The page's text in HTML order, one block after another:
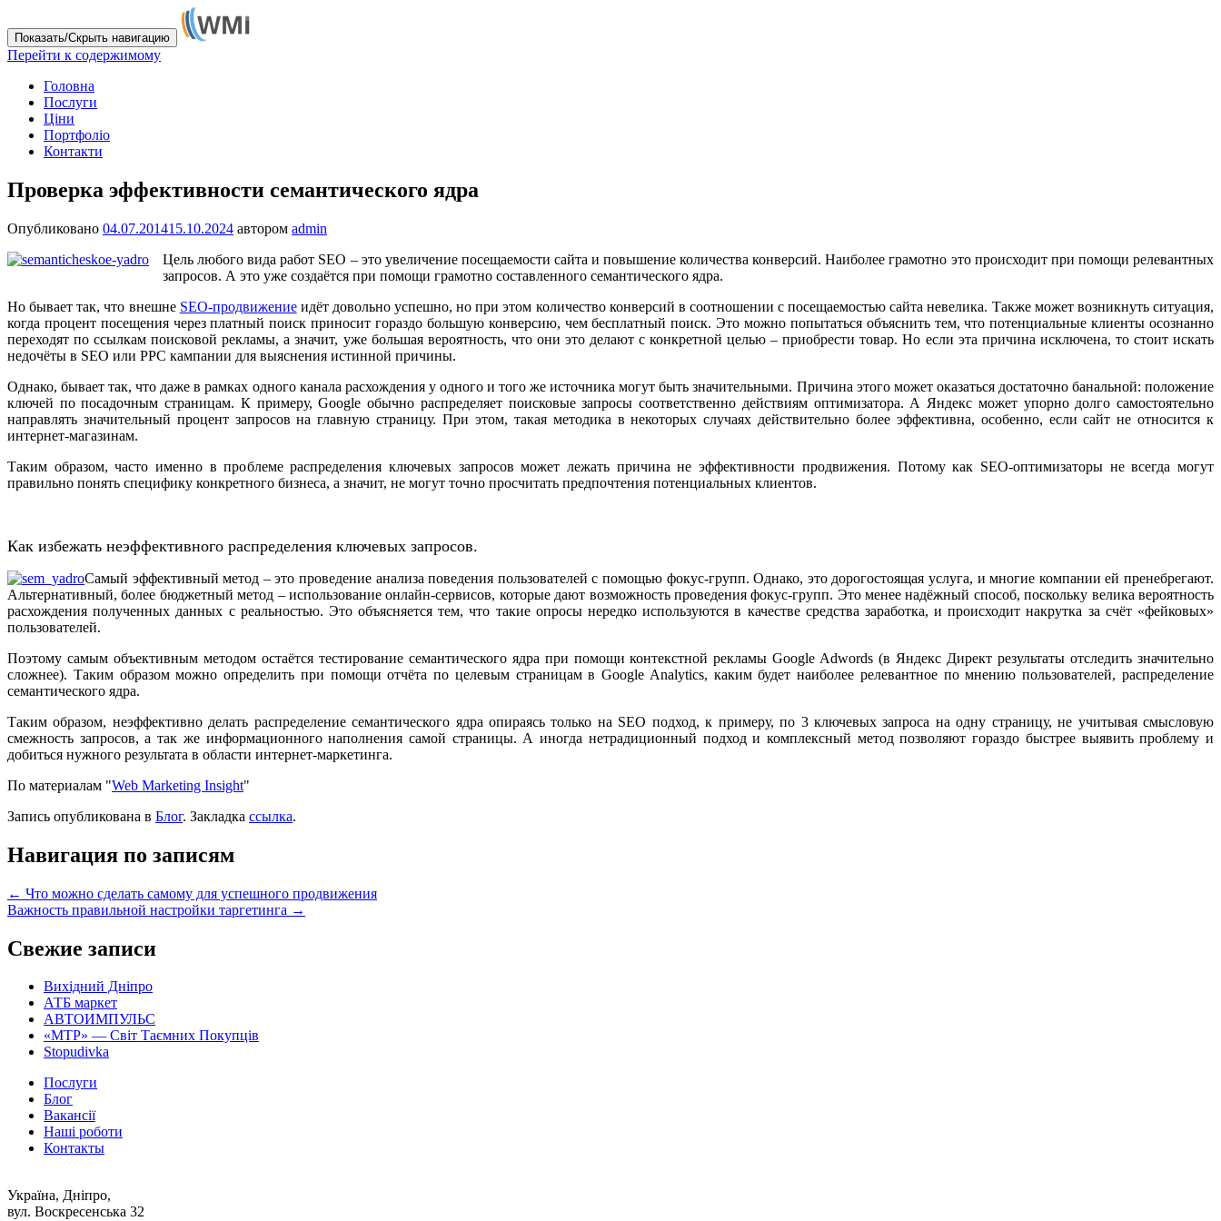
Показать/Скрыть навигацию
Перейти к содержимому
Головна
Послуги
Ціни
Портфоліо
Контакти
Проверка эффективности семантического ядра
Опубликовано 04.07.201415.10.2024 автором admin
Цель любого вида работ SEO – это увеличение посещаемости сайта и повышение количества конверсий. Наиболее грамотно это происходит при помощи релевантных
запросов. А это уже создаётся при помощи грамотно составленного семантического ядра.
Но бывает так, что внешне SEO-продвижениеидёт довольно успешно, но при этом количество конверсий в соотношении с посещаемостью сайта невелика. Также может возникнуть ситуация,
когда процент посещения через платный поиск приносит гораздо большую конверсию, чем бесплатный поиск. Это можно попытаться объяснить тем, что потенциальные клиенты осознанно
переходят по ссылкам поисковой рекламы, а значит, уже большая вероятность, что они это делают с конкретной целью – приобрести товар. Но если эта причина исключена, то стоит искать
недочёты в SEO или PPC кампании для выяснения истинной причины.
Однако, бывает так, что даже в рамках одного канала расхождения у одного и того же источника могут быть значительными. Причина этого может оказаться достаточно банальной: положение
ключей по посадочным страницам. К примеру, Google обычно распределяет поисковые запросы соответственно действиям оптимизатора. А Яндекс может упорно долго самостоятельно
направлять значительный процент запросов на главную страницу. При этом, такая методика в некоторых случаях действительно более эффективна, особенно, если сайт не относится к
интернет-магазинам.
Таким образом, часто именно в проблеме распределения ключевых запросов может лежать причина не эффективности продвижения. Потому как SEO-оптимизаторы не всегда могут
правильно понять специфику конкретного бизнеса, а значит, не могут точно просчитать предпочтения потенциальных клиентов.
Как избежать неэффективного распределения ключевых запросов.
Самый эффективный метод – это проведение анализа поведения пользователей с помощью фокус-групп. Однако, это дорогостоящая услуга, и многие компании ей пренебрегают.
Альтернативный, более бюджетный метод – использование онлайн-сервисов, которые дают возможность проведения фокус-групп. Это менее надёжный способ, поскольку велика вероятность
расхождения полученных данных с реальностью. Это объясняется тем, что такие опросы нередко используются в качестве средства заработка, и происходит накрутка за счёт «фейковых»
пользователей.
Поэтому самым объективным методом остаётся тестирование семантического ядра при помощи контекстной рекламы Google Adwords (в Яндекс Директ результаты отследить значительно
сложнее). Таким образом можно определить при помощи отчёта по целевым страницам в Google Analytics, каким будет наиболее релевантное по мнению пользователей, распределение
семантического ядра.
Таким образом, неэффективно делать распределение семантического ядра опираясь только на SEO подход, к примеру, по 3 ключевых запроса на одну страницу, не учитывая смысловую
смежность запросов, а так же информационного наполнения самой страницы. А иногда нетрадиционный подход и комплексный метод позволяют гораздо быстрее выявить проблему и
добиться нужного результата в области интернет-маркетинга.
По материалам "Web Marketing Insight"
Запись опубликована в Блог. Закладка ссылка.
Навигация по записям
← Что можно сделать самому для успешного продвижения
Важность правильной настройки таргетинга →
Свежие записи
Вихідний Дніпро
АТБ маркет
АВТОИМПУЛЬС
«MTP» — Світ Таємних Покупців
Stopudivka
Послуги
Блог
Вакансії
Наші роботи
Контакты
Україна, Дніпро,
вул. Воскресенська 32